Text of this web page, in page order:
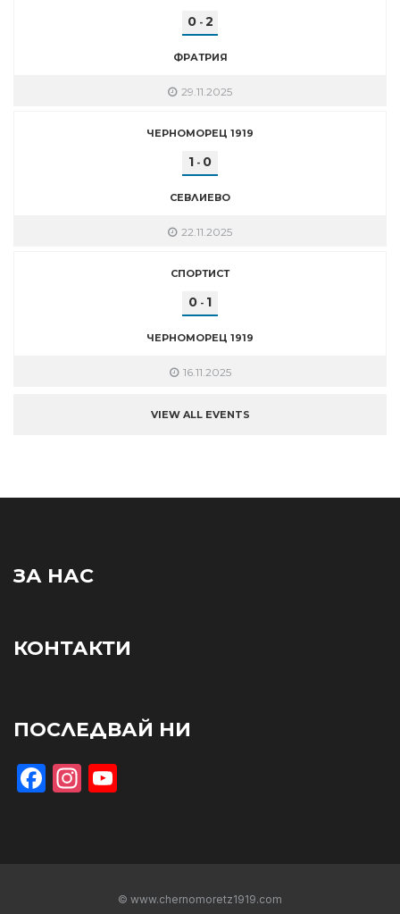
0- 2
ФРАТРИЯ
29.11.2025
ЧЕРНОМОРЕЦ 1919
1 - 0
СЕВЛИЕВО
22.11.2025
СПОРТИСТ
0 - 1
ЧЕРНОМОРЕЦ 1919
16.11.2025
VIEW ALL EVENTS
ЗА НАС
КОНТАКТИ
ПОСЛЕДВАЙ НИ
Facebook
Instagram
© www.chernomoretz1919.com